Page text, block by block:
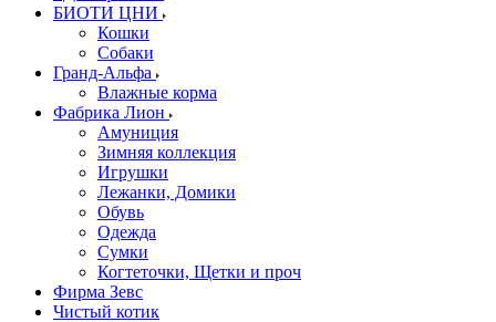
БИОТИ ЦНИ
Кошки
Собаки
Гранд-Альфа
Влажные корма
Фабрика Лион
Амуниция
Зимняя коллекция
Игрушки
Лежанки, Домики
Обувь
Одежда
Сумки
Когтеточки, Щетки и проч
Фирма Зевс
Чистый котик